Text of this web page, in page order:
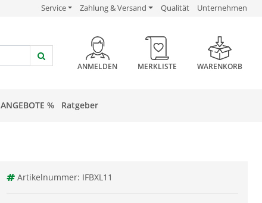
USP Verlinkung
Service Zahlung & Versand USP Verlinkung
Qualität USP Verlinkung
Unternehmen
HEADER BUTTON
ANMELDEN MERKLISTE WARENKORB
ANGEBOTE % Ratgeber
Artikelnummer: IFBXL11